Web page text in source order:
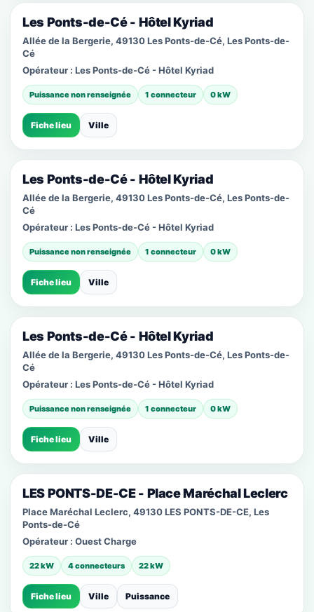
Les Ponts-de-Cé - Hôtel Kyriad
Allée de la Bergerie, 49130 Les Ponts-de-Cé, Les Ponts-de-
Cé
Opérateur : Les Ponts-de-Cé - Hôtel Kyriad
Puissance non renseignée 1 connecteur 0 kW
Fiche lieu Ville
Les Ponts-de-Cé - Hôtel Kyriad
Allée de la Bergerie, 49130 Les Ponts-de-Cé, Les Ponts-de-
Cé
Opérateur : Les Ponts-de-Cé - Hôtel Kyriad
Puissance non renseignée 1 connecteur 0 kW
Fiche lieu Ville
Les Ponts-de-Cé - Hôtel Kyriad
Allée de la Bergerie, 49130 Les Ponts-de-Cé, Les Ponts-de-
Cé
Opérateur : Les Ponts-de-Cé - Hôtel Kyriad
Puissance non renseignée 1 connecteur 0 kW
Fiche lieu Ville
LES PONTS-DE-CE - Place Maréchal Leclerc
Place Maréchal Leclerc, 49130 LES PONTS-DE-CE, Les
Ponts-de-Cé
Opérateur : Ouest Charge
22 kW 4 connecteurs 22 kW
Fiche lieu Ville Puissance